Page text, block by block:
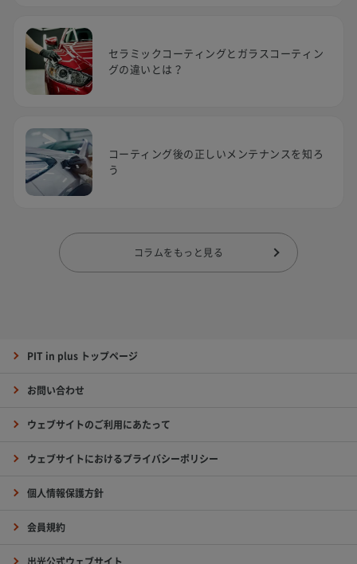
セラミックコーティングとガラスコーティン
グの違いとは？
コーティング後の正しいメンテナンスを知ろ
う
コラムをもっと見る
PIT in plus トップページ
お問い合わせ
ウェブサイトのご利用にあたって
ウェブサイトにおけるプライバシーポリシー
個人情報保護方針
会員規約